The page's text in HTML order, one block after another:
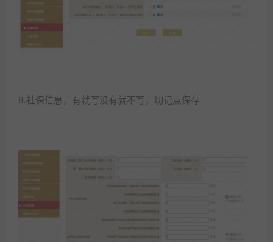
8.社保信息，有就写没有就不写，切记点保存